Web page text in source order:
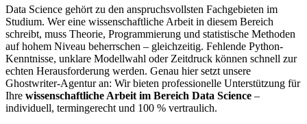
Data Science gehört zu den anspruchsvollsten Fachgebieten im
Studium. Wer eine wissenschaftliche Arbeit in diesem Bereich
schreibt, muss Theorie, Programmierung und statistische Methoden
auf hohem Niveau beherrschen – gleichzeitig. Fehlende Python-
Kenntnisse, unklare Modellwahl oder Zeitdruck können schnell zur
echten Herausforderung werden. Genau hier setzt unsere
Ghostwriter-Agentur an: Wir bieten professionelle Unterstützung für
Ihre wissenschaftliche Arbeit im Bereich Data Science –
individuell, termingerecht und 100 % vertraulich.